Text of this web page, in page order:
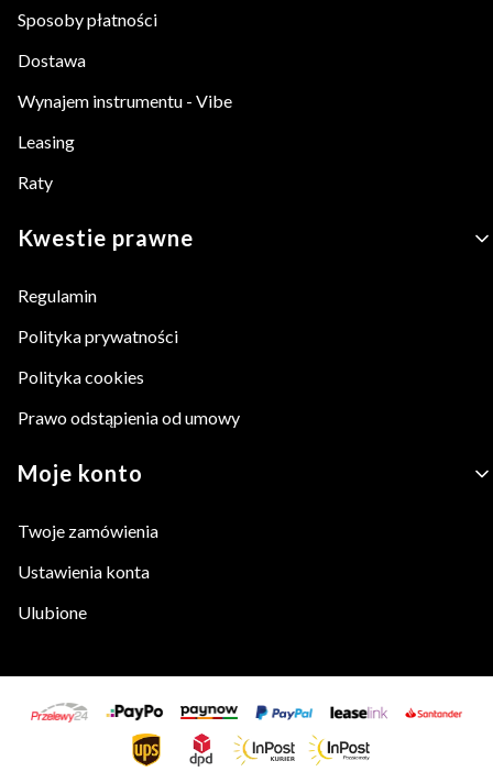
Sposoby płatności
Dostawa
Wynajem instrumentu - Vibe
Leasing
Raty
Kwestie prawne
Regulamin
Polityka prywatności
Polityka cookies
Prawo odstąpienia od umowy
Moje konto
Twoje zamówienia
Ustawienia konta
Ulubione